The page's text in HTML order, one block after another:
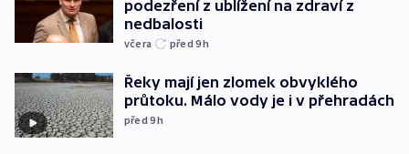
podezření z ublížení na zdraví z
nedbalosti
včera před 9h
Řeky mají jen zlomek obvyklého
průtoku. Málo vody je i v přehradách
před 9h